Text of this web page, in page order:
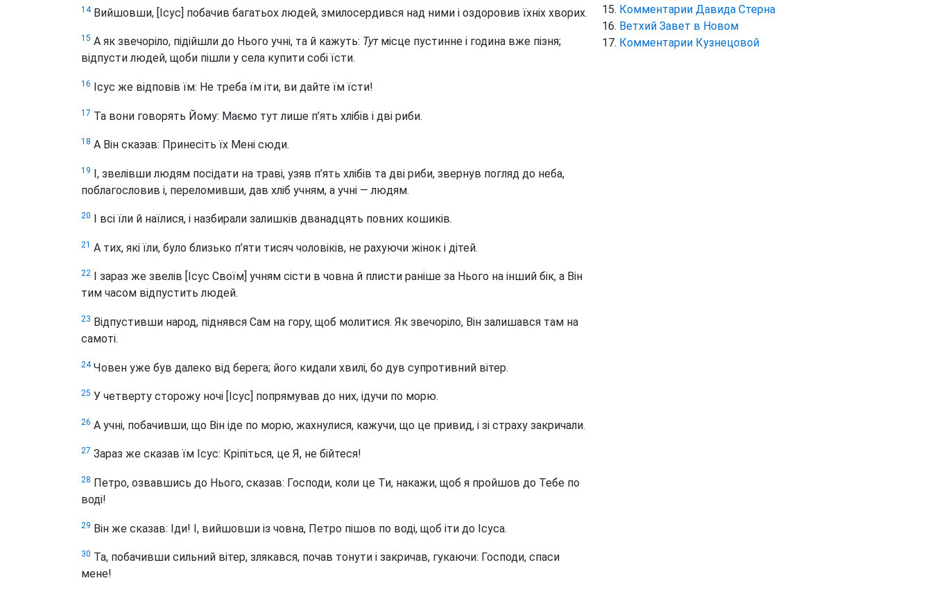
14Вийшовши, [Ісус] побачив багатьох людей, змилосердився над ними і оздоровив їхніх хворих.
15 А як звечоріло, підійшли до Нього учні, та й кажуть: Тутмісце пустинне і година вже пізня;
відпусти людей, щоби пішли у села купити собі їсти.
16 Ісус же відповів їм: Не треба їм іти, ви дайте їм їсти!
17 Та вони говорять Йому: Маємо тут лише п’ять хлібів і дві риби.
18 А Він сказав: Принесіть їх Мені сюди.
19 І, звелівши людям посідати на траві, узяв п’ять хлібів та дві риби, звернув погляд до неба,
поблагословив і, переломивши, дав хліб учням, а учні — людям.
20 І всі їли й наїлися, і назбирали залишків дванадцять повних кошиків.
21 А тих, які їли, було близько п’яти тисяч чоловіків, не рахуючи жінок і дітей.
22
І зараз же звелів [Ісус Своїм] учням сісти в човна й плисти раніше за Нього на інший бік, а Він
тим часом відпустить людей.
23 Відпустивши народ, піднявся Сам на гору, щоб молитися. Як звечоріло, Він залишався там на
самоті.
24Човен уже був далеко від берега; його кидали хвилі, бо дув супротивний вітер.
25 У четверту сторожу ночі [Ісус] попрямував до них, ідучи по морю.
26 А учні, побачивши, що Він іде по морю, жахнулися, кажучи, що це привид, і зі страху закричали.
27 Зараз же сказав їм Ісус: Кріпіться, це Я, не бійтеся!
28 Петро, озвавшись до Нього, сказав: Господи, коли це Ти, накажи, щоб я пройшов до Тебе по
воді!
29 Він же сказав: Іди! І, вийшовши із човна, Петро пішов по воді, щоб іти до Ісуса.
30 Та, побачивши сильний вітер, злякався, почав тонути і закричав, гукаючи: Господи, спаси
мене!
Комментарии Давида Стерна
Ветхий Завет в Новом
Комментарии Кузнецовой